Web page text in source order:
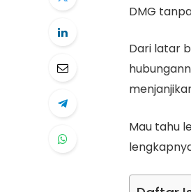
DMG
Dari latar
Mau tahu